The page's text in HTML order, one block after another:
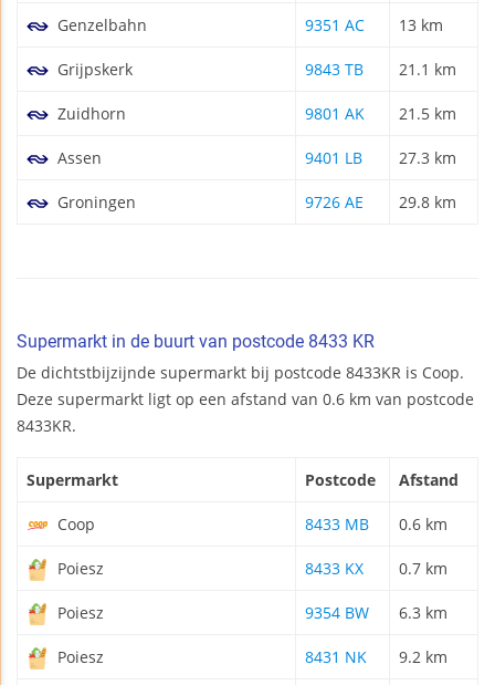
Genzelbahn 9351 AC 13 km
Grijpskerk 9843 TB 21.1 km
Zuidhorn 9801 AK 21.5 km
Assen 9401 LB 27.3 km
Groningen 9726 AE 29.8 km
Supermarkt in de buurt van postcode 8433 KR
De dichtstbijzijnde supermarkt bij postcode 8433KR is Coop.
Deze supermarkt ligt op een afstand van 0.6 km van postcode
8433KR.
Supermarkt Postcode Afstand
Coop 8433 MB 0.6 km
Poiesz 8433 KX 0.7 km
Poiesz 9354 BW 6.3 km
Poiesz 8431 NK 9.2 km